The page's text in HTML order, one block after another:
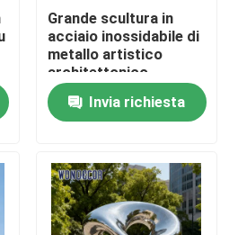
Grande scultura in
acciaio inossidabile di
metallo artistico
architettonico
moderno punto di
riferimento urbano
all&#39;aperto
Invia richiesta